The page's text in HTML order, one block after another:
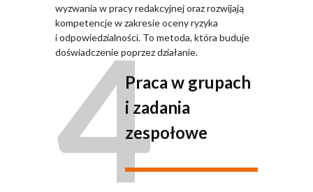
wyzwania w pracy redakcyjnej oraz rozwijają
kompetencje w zakresie oceny ryzyka
i odpowiedzialności. To metoda, która buduje
doświadczenie poprzez działanie.
4Praca w grupach
i zadania
zespołowe